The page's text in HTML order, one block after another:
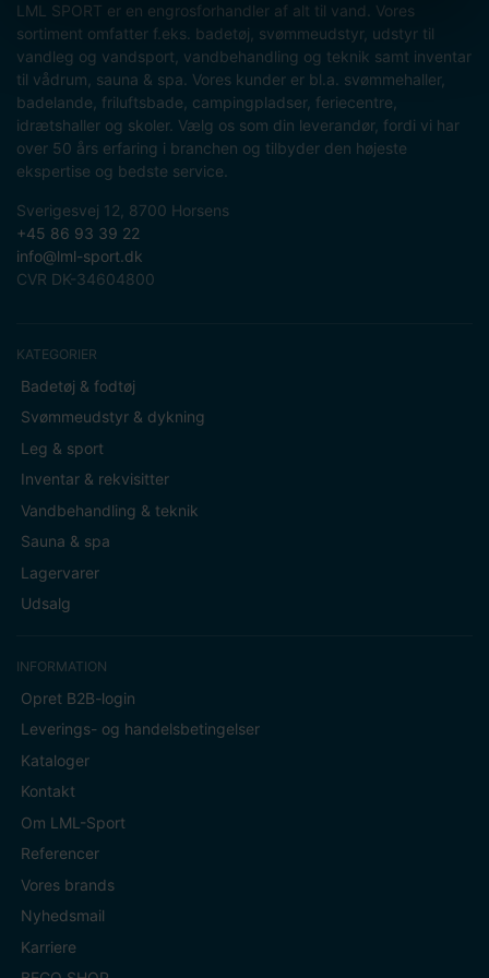
LML SPORT er en engrosforhandler af alt til vand. Vores
sortiment omfatter f.eks. badetøj, svømmeudstyr, udstyr til
vandleg og vandsport, vandbehandling og teknik samt inventar
til vådrum, sauna & spa. Vores kunder er bl.a. svømmehaller,
badelande, friluftsbade, campingpladser, feriecentre,
idrætshaller og skoler. Vælg os som din leverandør, fordi vi har
over 50 års erfaring i branchen og tilbyder den højeste
ekspertise og bedste service.
Sverigesvej 12, 8700 Horsens
+45 86 93 39 22
info@lml-sport.dk
CVR DK-34604800
KATEGORIER
Badetøj & fodtøj
Svømmeudstyr & dykning
Leg & sport
Inventar & rekvisitter
Vandbehandling & teknik
Sauna & spa
Lagervarer
Udsalg
INFORMATION
Opret B2B-login
Leverings- og handelsbetingelser
Kataloger
Kontakt
Om LML-Sport
Referencer
Vores brands
Nyhedsmail
Karriere